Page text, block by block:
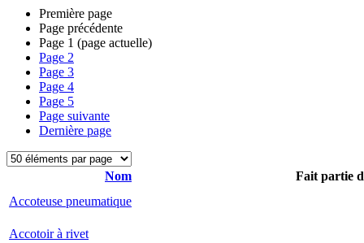
Première page
Page précédente
Page 1 (page actuelle)
Page 2
Page 3
Page 4
Page 5
Page suivante
Dernière page
Nom
Fait partie
Accoteuse pneumatique
Accotoir à rivet